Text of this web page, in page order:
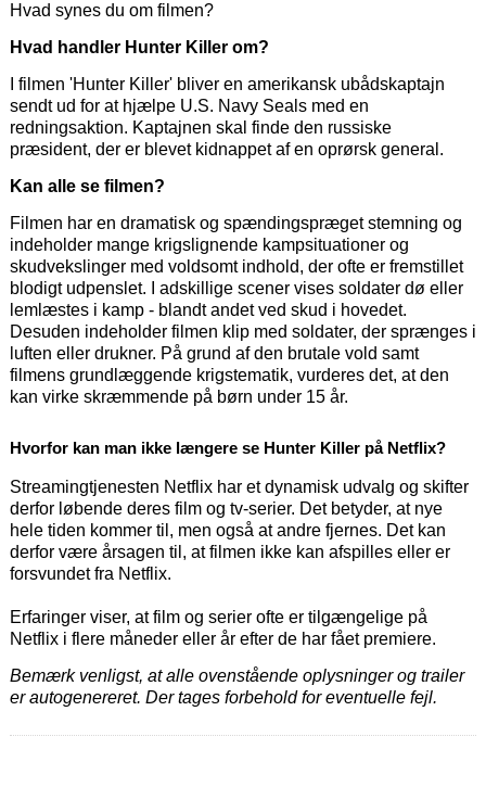
Hvad synes du om filmen?
Hvad handler Hunter Killer om?
I filmen 'Hunter Killer' bliver en amerikansk ubådskaptajn
sendt ud for at hjælpe U.S. Navy Seals med en
redningsaktion. Kaptajnen skal finde den russiske
præsident, der er blevet kidnappet af en oprørsk general.
Kan alle se filmen?
Filmen har en dramatisk og spændingspræget stemning og
indeholder mange krigslignende kampsituationer og
skudvekslinger med voldsomt indhold, der ofte er fremstillet
blodigt udpenslet. I adskillige scener vises soldater dø eller
lemlæstes i kamp - blandt andet ved skud i hovedet.
Desuden indeholder filmen klip med soldater, der sprænges i
luften eller drukner. På grund af den brutale vold samt
filmens grundlæggende krigstematik, vurderes det, at den
kan virke skræmmende på børn under 15 år.
Hvorfor kan man ikke længere se Hunter Killer på Netflix?
Streamingtjenesten Netflix har et dynamisk udvalg og skifter
derfor løbende deres film og tv-serier. Det betyder, at nye
hele tiden kommer til, men også at andre fjernes. Det kan
derfor være årsagen til, at filmen ikke kan afspilles eller er
forsvundet fra Netflix.
Erfaringer viser, at film og serier ofte er tilgængelige på
Netflix i flere måneder eller år efter de har fået premiere.
Bemærk venligst, at alle ovenstående oplysninger og trailer
er autogenereret. Der tages forbehold for eventuelle fejl.